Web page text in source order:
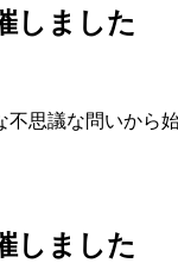
しました
思議な問いから
しました